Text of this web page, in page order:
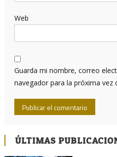
Web
Guarda mi nombre, correo
navegador para la próxima vez
ÚLTIMAS